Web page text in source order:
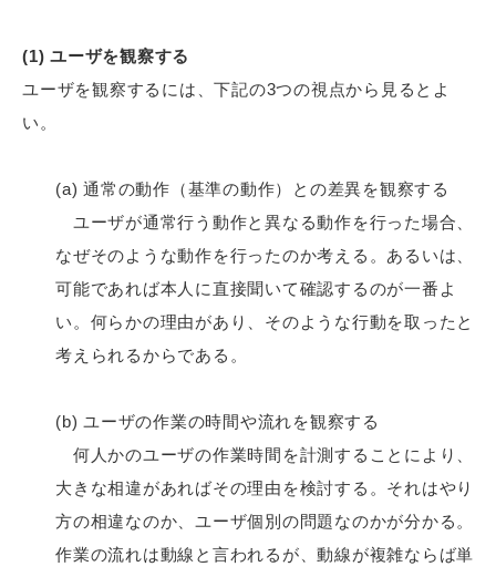
(1) ユーザを観察する
ユーザを観察するには、下記の3つの視点から見るとよ
い。
(a) 通常の動作（基準の動作）との差異を観察する
ユーザが通常行う動作と異なる動作を行った場合、
なぜそのような動作を行ったのか考える。あるいは、
可能であれば本人に直接聞いて確認するのが一番よ
い。何らかの理由があり、そのような行動を取ったと
考えられるからである。
(b) ユーザの作業の時間や流れを観察する
何人かのユーザの作業時間を計測することにより、
大きな相違があればその理由を検討する。それはやり
方の相違なのか、ユーザ個別の問題なのかが分かる。
作業の流れは動線と言われるが、動線が複雑ならば単